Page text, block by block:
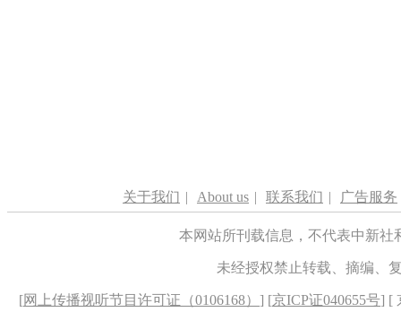
关于我们 | About us | 联系我们 | 广告服务
本网站所刊载信息，不代表中新
未经授权禁止转载、摘编、
[网上传播视听节目许可证（0106168） ] [京ICP证040655号] [